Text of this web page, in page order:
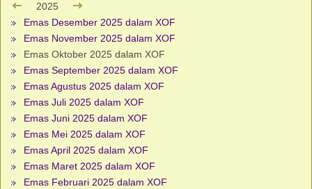
2025
Emas Desember 2025 dalam XOF
Emas November 2025 dalam XOF
Emas Oktober 2025 dalam XOF
Emas September 2025 dalam XOF
Emas Agustus 2025 dalam XOF
Emas Juli 2025 dalam XOF
Emas Juni 2025 dalam XOF
Emas Mei 2025 dalam XOF
Emas April 2025 dalam XOF
Emas Maret 2025 dalam XOF
Emas Februari 2025 dalam XOF